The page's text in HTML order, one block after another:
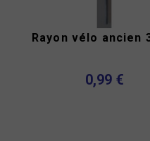
Rayon vélo ancien
0,99 €